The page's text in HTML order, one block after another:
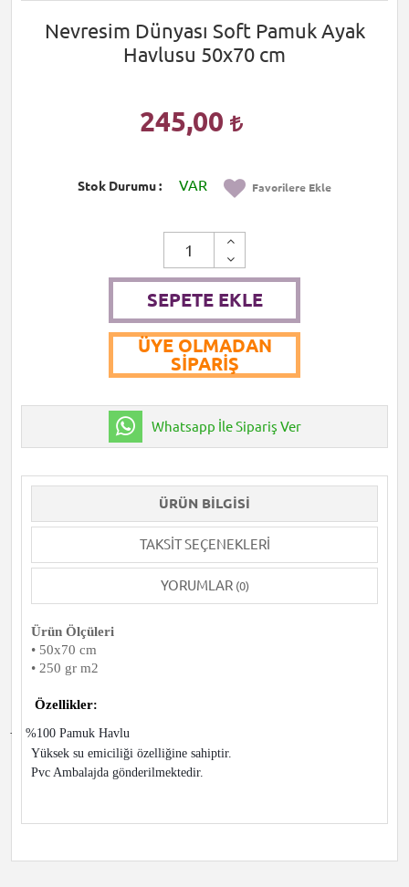
Nevresim Dünyası Soft Pamuk Ayak
Havlusu 50x70 cm
245,00
Stok Durumu VAR Favorilere Ekle
SEPETE EKLE
ÜYE OLMADAN
SIPARIŞ
Whatsapp İle Sipariş Ver
ÜRÜN BILGISI
TAKSIT SEÇENEKLERI
YORUMLAR (0)
Ürün Ölçüleri
• 50x70 cm
• 250 gr m2
Özellikler:
·
%100 Pamuk Havlu
Yüksek su emiciliği özelliğine sahiptir.
Pvc Ambalajda gönderilmektedir.